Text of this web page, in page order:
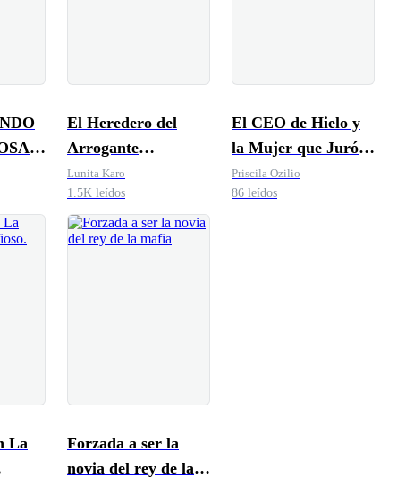
El Heredero del
Arrogante
Millonario
Lunita Karo
1.5K leídos
El CEO de Hielo y
la Mujer que Juró
Odiar
Priscila Ozilio
86 leídos
La
Forzada a ser la
novia del rey de la